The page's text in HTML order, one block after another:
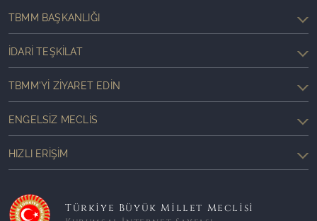
TBMM BAŞKANLIĞI
İDARI TEŞKILAT
TBMM'YI ZIYARET EDIN
ENGELSIZ MECLIS
HIZLI ERIŞIM
Türkiye Büyük Millet Meclisi